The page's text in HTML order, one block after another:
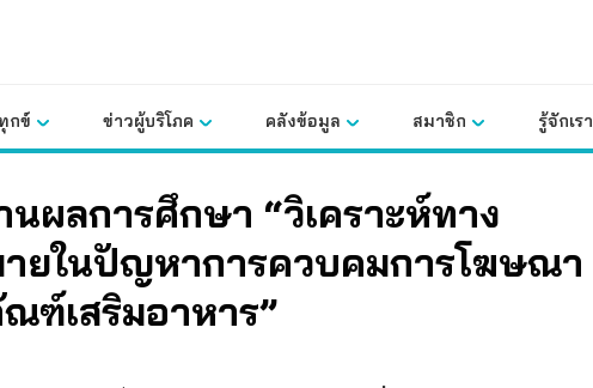
กข์ ข่าวผู้บริโภค คลังข้อมูล สมาชิก รู้จักเรา
นผลการศึกษา “วิเคราะห์ทาง
ยในปัญหาการควบคมการโฆษณา
ฑ์เสริมอาหาร”